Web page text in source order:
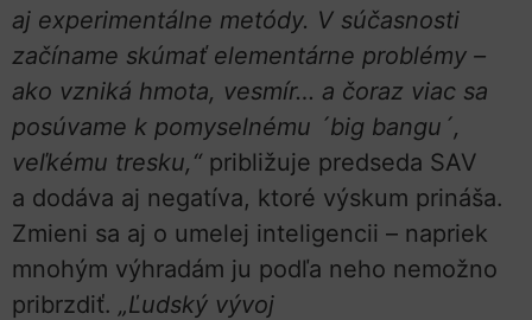
aj experimentálne metódy. V súčasnosti
začíname skúmať elementárne problémy –
ako vzniká hmota, vesmír… a čoraz viac sa
posúvame k pomyselnému ´big bangu´,
veľkému tresku,“ približuje predseda SAV
a dodáva aj negatíva, ktoré výskum prináša.
Zmieni sa aj o umelej inteligencii – napriek
mnohým výhradám ju podľa neho nemožno
pribrzdiť. „Ľudský vývoj